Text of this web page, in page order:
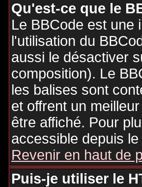
Qu'est-ce que le
Le BBCode est une
l'utilisation du
aussi le désactiver
composition). Le
les balises sont
et offrent un
être affiché. Pour
accessible depuis
Revenir en haut de
Puis-je utiliser le